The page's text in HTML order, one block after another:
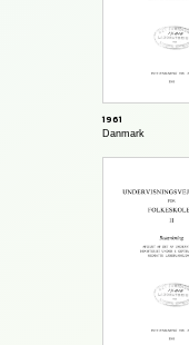
1961
Danmark